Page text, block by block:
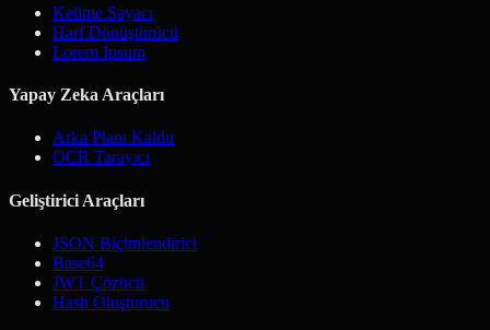
Kelime Sayacı
Harf Dönüştürücü
Lorem Ipsum
Yapay Zeka Araçları
Arka Planı Kaldır
OCR Tarayıcı
Geliştirici Araçları
JSON Biçimlendirici
Base64
JWT Çözücü
Hash Oluşturucu